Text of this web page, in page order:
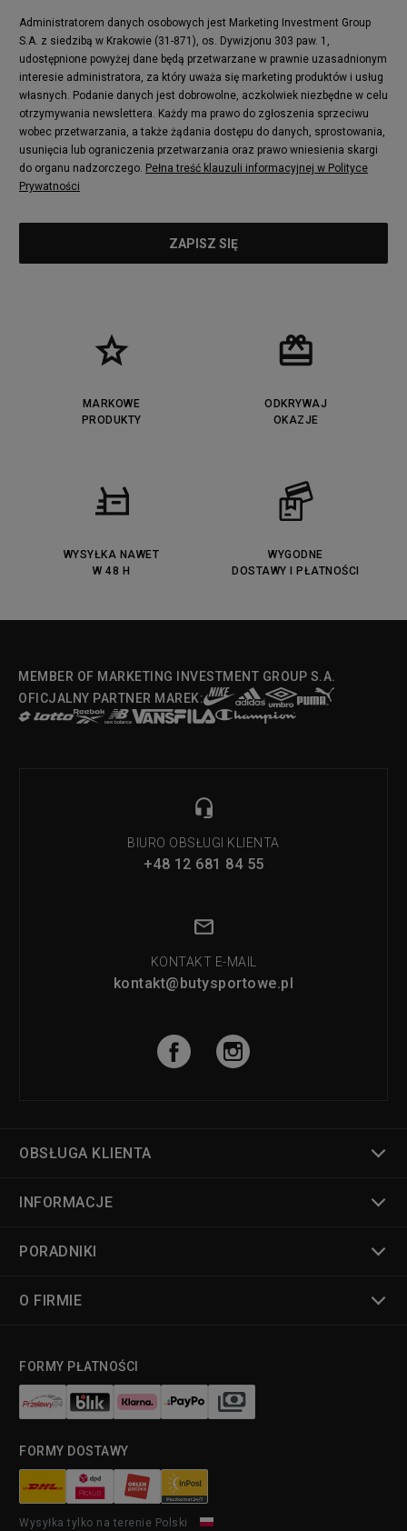
Administratorem danych osobowych jest Marketing Investment Group
S.A. z siedzibą w Krakowie (31-871), os. Dywizjonu 303 paw. 1,
udostępnione powyżej dane będą przetwarzane w prawnie uzasadnionym
interesie administratora, za który uważa się marketing produktów i usług
własnych. Podanie danych jest dobrowolne, aczkolwiek niezbędne w celu
otrzymywania newslettera. Każdy ma prawo do zgłoszenia sprzeciwu
wobec przetwarzania, a także żądania dostępu do danych, sprostowania,
usunięcia lub ograniczenia przetwarzania oraz prawo wniesienia skargi
do organu nadzorczego. Pełna treść klauzuli informacyjnej w Polityce
Prywatności
MARKOWE
PRODUKTY
ODKRYWAJ
OKAZJE
WYSYŁKA NAWET
W 48 H
WYGODNE
DOSTAWY I PŁATNOŚCI
MEMBER OF MARKETING INVESTMENT GROUP S.A.
OFICJALNY PARTNER MAREK:
BIURO OBSŁUGI KLIENTA
+48 12 681 84 55
KONTAKT E-MAIL
kontakt@butysportowe.pl
OBSŁUGA KLIENTA
INFORMACJE
PORADNIKI
O FIRMIE
FORMY PŁATNOŚCI
FORMY DOSTAWY
Wysyłka tylko na terenie Polski